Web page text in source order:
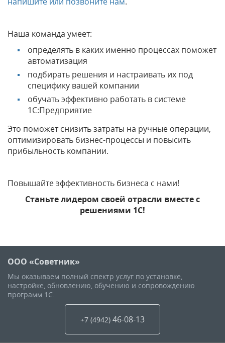
Наша команда умеет:
определять в каких именно процессах поможет
автоматизация
подбирать решения и настраивать их под
специфику вашей компании
обучать эффективно работать в системе
1С:Предприятие
Это поможет снизить затраты на ручные операции,
оптимизировать бизнес-процессы и повысить
прибыльность компании.
Повышайте эффективность бизнеса с нами!
Станьте лидером своей отрасли вместе с
решениями 1С!
ООО «Советник»
Мы оказываем полный спектр услуг по установке,
настройке, обновлению, обучению и сопровождению
программ 1С.
+7 (4942) 46-08-13